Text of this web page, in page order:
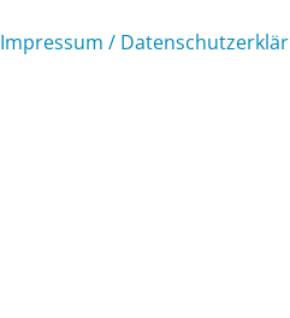
Impressum /